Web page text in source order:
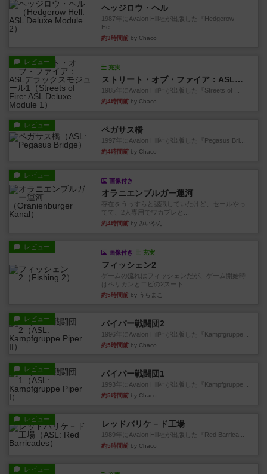
ヘッジロウ・ヘル
1987年にAvalon Hill社が出版した『Hedgerow
He...
約3時間前 by Chaco
レビュー
充実
ストリート・オブ・ファイア：ASLデラックスモジュール1
1985年にAvalon Hill社が出版した『Streets of ...
約4時間前 by Chaco
レビュー ペガサス橋
1997年にAvalon Hill社が出版した『Pegasus Bri...
約4時間前 by Chaco
レビュー
画像付き
オラニエンブルガー運河
存在をうっすらと認識していたけど、セールやっ
てて、2人専用でワカプレと...
約4時間前 by みいやん
レビュー
画像付き 充実
フィッシェン2
ゲームの流れはフィッシェンだが、ゲーム開始時
はペリカンとエビの2スート...
約5時間前 by うらまこ
レビュー パイパー戦闘団2
1996年にAvalon Hill社が出版した『Kampfgruppe...
約5時間前 by Chaco
レビュー パイパー戦闘団1
1993年にAvalon Hill社が出版した『Kampfgruppe...
約5時間前 by Chaco
レビュー レッドバリケ－ド工場
1989年にAvalon Hill社が出版した『Red Barrica...
約5時間前 by Chaco
レビュー